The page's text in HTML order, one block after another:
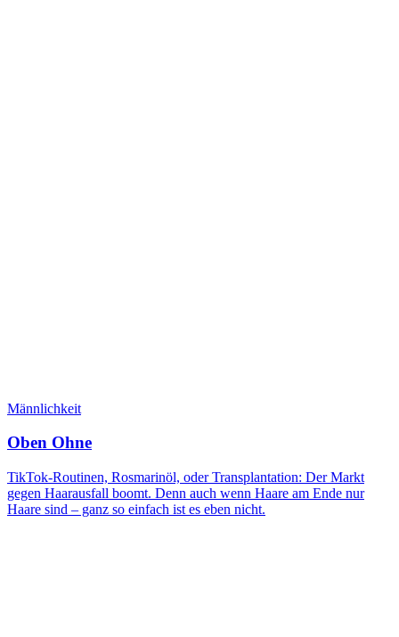
Männlichkeit
Oben Ohne
TikTok-Routinen, Rosmarinöl, oder Transplantation: Der Markt
gegen Haarausfall boomt. Denn auch wenn Haare am Ende nur
Haare sind – ganz so einfach ist es eben nicht.